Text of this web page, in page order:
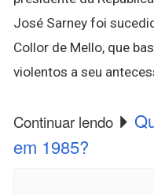
José Sarney foi
Collor de Mello, que
violentos a seu
Continuar lendo
em 1985?